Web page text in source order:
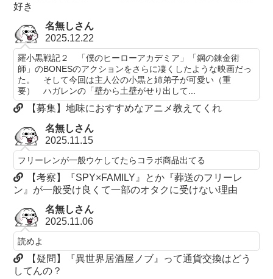
好き
名無しさん
2025.12.22
羅小黒戦記２ 「僕のヒーローアカデミア」「鋼の錬金術
師」のBONESのアクションをさらに凄くしたような映画だっ
た。 そして今回は主人公の小黒と姉弟子が可愛い（重
要） ハガレンの「壁から土壁がせり出して...
【募集】地味におすすめなアニメ教えてくれ
名無しさん
2025.11.15
フリーレンが一般ウケしてたらコラボ商品出てる
【考察】『SPY×FAMILY』とか『葬送のフリーレ
ン』が一般受け良くて一部のオタクに受けない理由
名無しさん
2025.11.06
読めよ
【疑問】『異世界居酒屋ノブ』って通貨交換はどう
してんの？